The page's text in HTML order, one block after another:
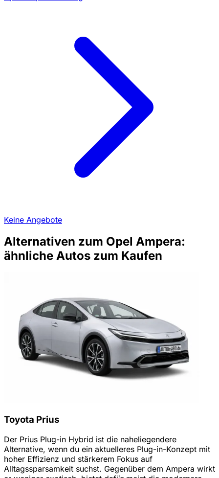
Keine Angebote
Alternativen zum Opel Ampera:
ähnliche Autos zum Kaufen
Toyota Prius
Der Prius Plug-in Hybrid ist die naheliegendere
Alternative, wenn du ein aktuelleres Plug-in-Konzept mit
hoher Effizienz und stärkerem Fokus auf
Alltagssparsamkeit suchst. Gegenüber dem Ampera wirkt